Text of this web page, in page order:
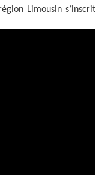
Limousin s’inscrit